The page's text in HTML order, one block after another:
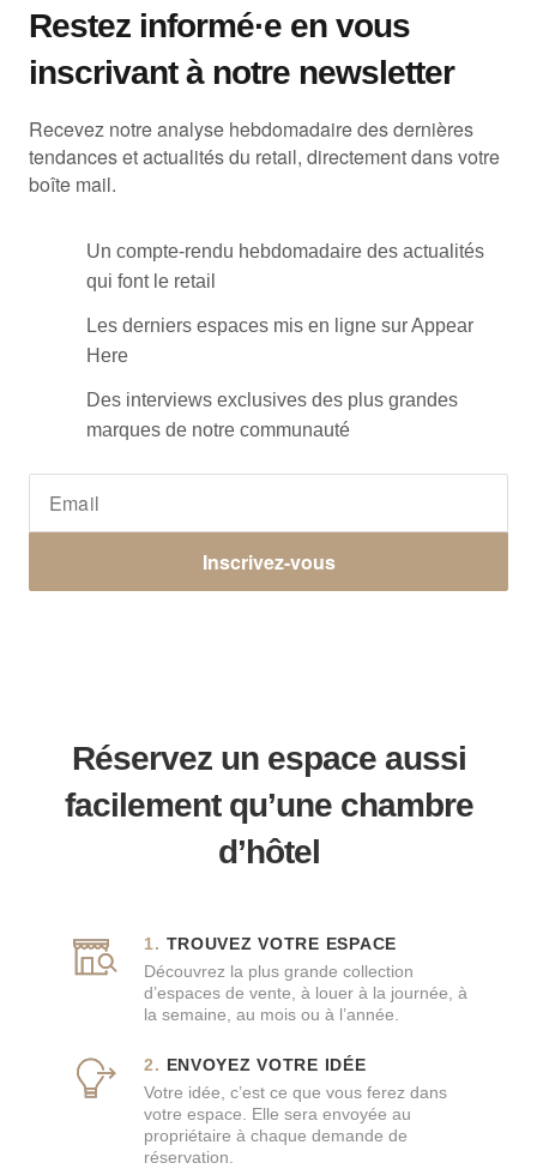
Restez informé·e en vous
inscrivant à notre newsletter
Recevez notre analyse hebdomadaire des dernières
tendances et actualités du retail, directement dans votre
boîte mail.
Un compte-rendu hebdomadaire des actualités
qui font le retail
Les derniers espaces mis en ligne sur Appear
Here
Des interviews exclusives des plus grandes
marques de notre communauté
Inscrivez-vous
Réservez un espace aussi
facilement qu’une chambre
d’hôtel
TROUVEZ VOTRE ESPACE
Découvrez la plus grande collection
d’espaces de vente, à louer à la journée, à
la semaine, au mois ou à l’année.
ENVOYEZ VOTRE IDÉE
Votre idée, c’est ce que vous ferez dans
votre espace. Elle sera envoyée au
propriétaire à chaque demande de
réservation.